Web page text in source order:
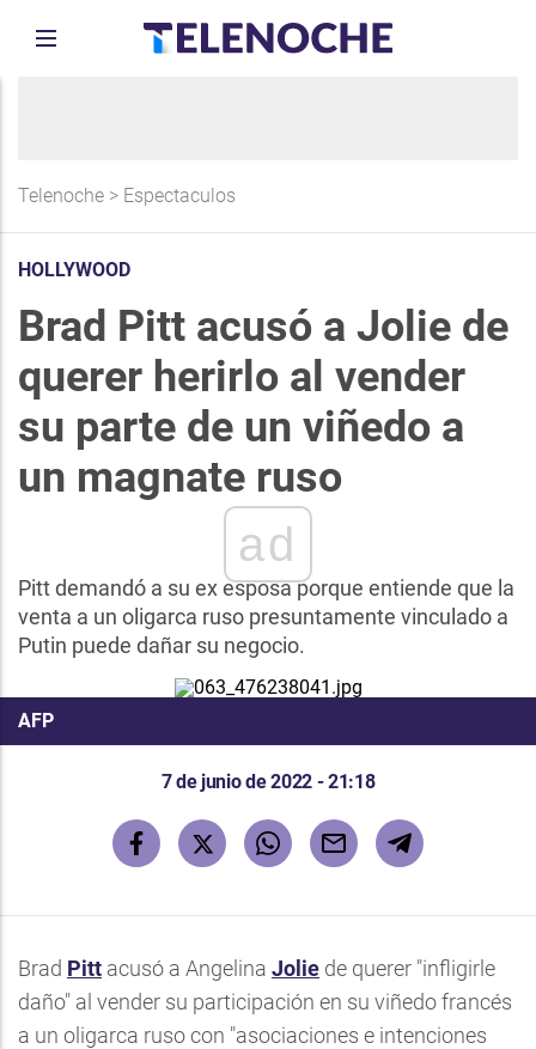
Telenoche > Espectaculos
HOLLYWOOD
Brad Pitt acusó a Jolie de
querer herirlo al vender
su parte de un viñedo a
un magnate ruso
ad
Pitt demandó a su ex esposa porque entiende que la
venta a un oligarca ruso presuntamente vinculado a
Putin puede dañar su negocio.
AFP
7 de junio de 2022 - 21:18
Brad Pitt acusó a Angelina Jolie de querer "infligirle
daño" al vender su participación en su viñedo francés
a un oligarca ruso con "asociaciones e intenciones